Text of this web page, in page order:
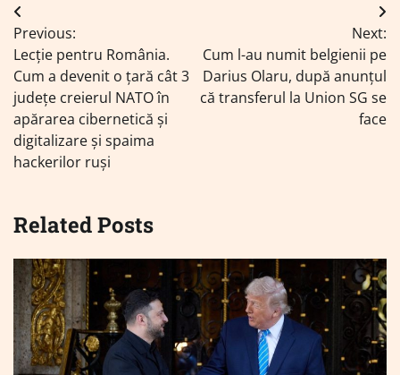
Navigare
în
articole
Previous:
Lecție pentru România.
Cum a devenit o țară cât 3
județe creierul NATO în
apărarea cibernetică și
digitalizare și spaima
hackerilor ruși
Next:
Cum l-au numit belgienii pe
Darius Olaru, după anunțul
că transferul la Union SG se
face
Related Posts